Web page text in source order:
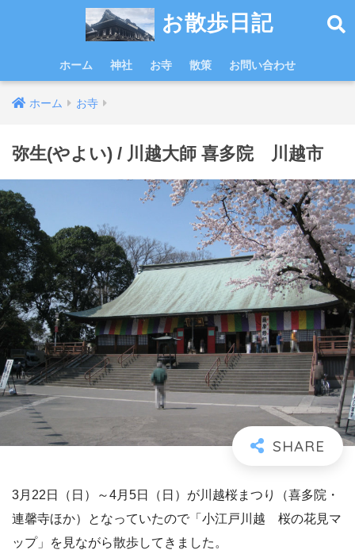
お散歩日記
ホーム 神社 お寺 散策 お問い合わせ
ホーム お寺
弥生(やよい) / 川越大師 喜多院 川越市
3月22日（日）～4月5日（日）が川越桜まつり（喜多院・
連馨寺ほか）となっていたので「小江戸川越 桜の花見マ
ップ」を見ながら散歩してきました。